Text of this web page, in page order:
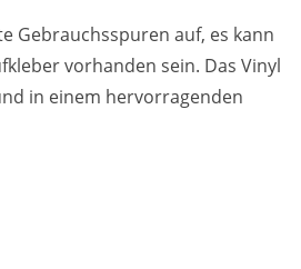
Gebrauchsspuren auf, es kann
vorhanden sein. Das Vinyl
in einem hervorragenden